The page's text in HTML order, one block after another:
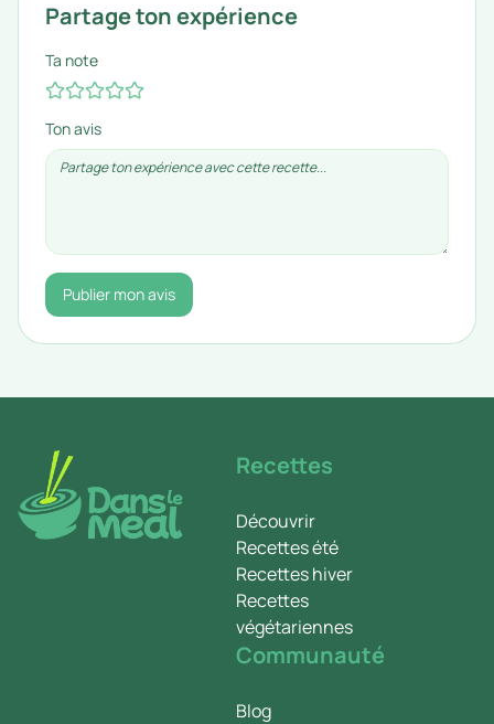
Partage ton expérience
Ta note
Ton avis
Publier mon avis
Recettes
Découvrir
Recettes été
Recettes hiver
Recettes
végétariennes
Communauté
Blog